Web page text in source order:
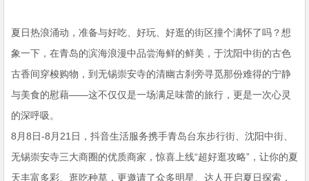
夏日热浪涌动，准备与好吃、好玩、好逛的街区撞个满怀了吗？想
象一下，在青岛的滨海浪漫中品尝海鲜的鲜美，于沈阳中街的古色
古香间穿梭购物，到无锡崇安寺的清幽古刹旁寻觅那份难得的宁静
与美食的慰藉——这不仅仅是一场满足味蕾的旅行，更是一次心灵
的深呼吸。
8月8日-8月21日，抖音生活服务携手青岛台东步行街、沈阳中街、
无锡崇安寺三大商圈的优质商家，惊喜上线“超好逛攻略”，让你的夏
天丰富多彩、逛吃种草，更邀请了众多明星、达人开启夏日探索，